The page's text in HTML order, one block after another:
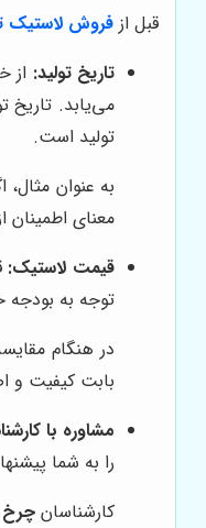
قبل از فروش لاستیک
تاریخ تولید:
می‌یابد.
تولید است.
معنای
قیمت لاستیک:
توجه به بودجه
در هنگام
بابت کیفیت و
مشاوره با
را به شما
کارشناسان